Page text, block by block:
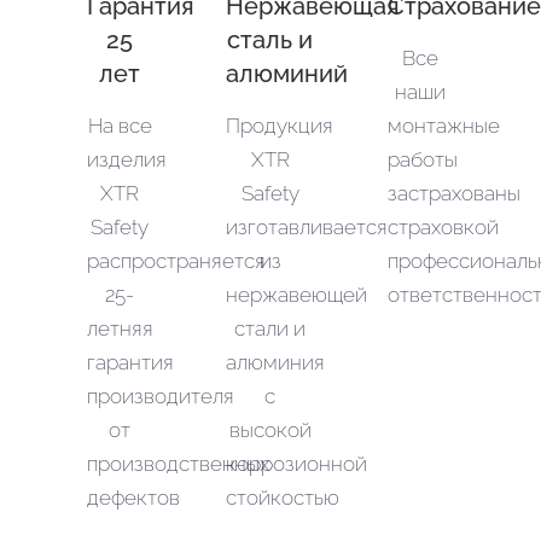
Гарантия
25
лет
На все
изделия
XTR
Safety
распространяется
25-
летняя
гарантия
производителя
от
производственных
дефектов
Нержавеющая
сталь и
алюминий
Продукция
XTR
Safety
изготавливается
из
нержавеющей
стали и
алюминия
с
высокой
коррозионной
стойкостью
Все
наши
монтажные
работы
застрахованы
страховкой